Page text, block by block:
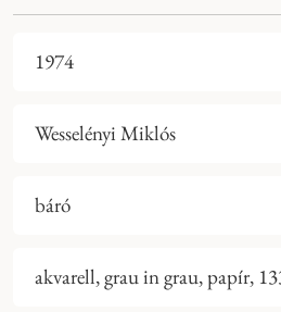
1974
Wesselényi Miklós
báró
akvarell, grau in grau, papír,